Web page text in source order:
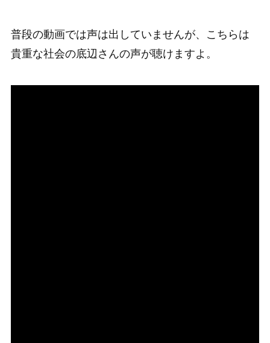
普段の動画では声は出していませんが、こちらは
貴重な社会の底辺さんの声が聴けますよ。